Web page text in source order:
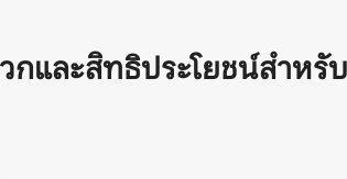
กและสิทธิประโยชน์สำหรั